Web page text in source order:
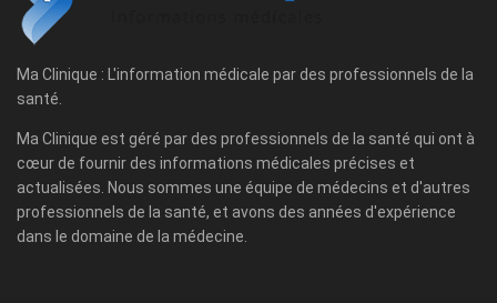
Ma Clinique : L'information médicale par des professionnels de la
santé.
Ma Clinique est géré par des professionnels de la santé qui ont à
cœur de fournir des informations médicales précises et
actualisées. Nous sommes une équipe de médecins et d'autres
professionnels de la santé, et avons des années d'expérience
dans le domaine de la médecine.